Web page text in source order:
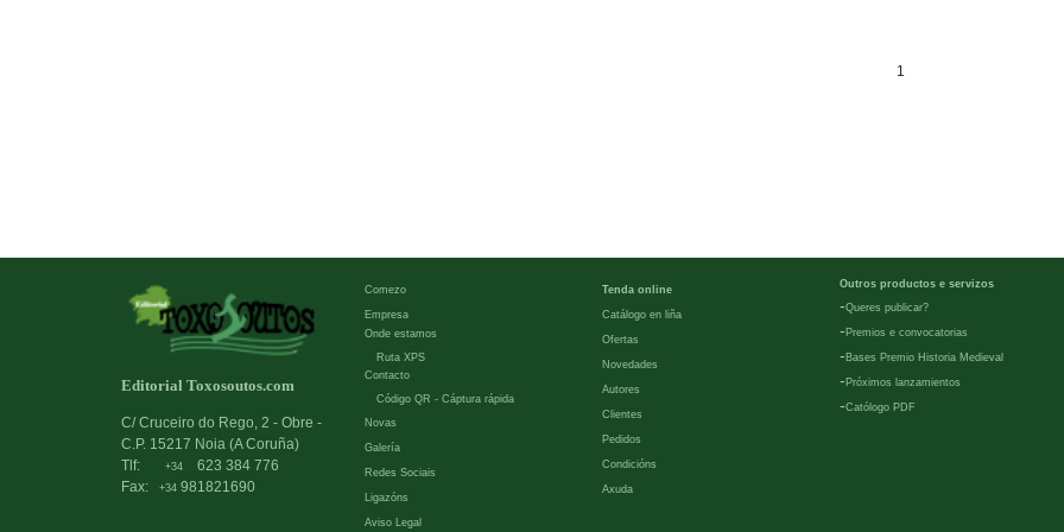
1
Editorial Toxosoutos.com
C/ Cruceiro do Rego, 2 - Obre -
C.P. 15217 Noia (A Coruña)
Tlf:
+34
623 384 776
Fax:
+34 981821690
Comezo
Empresa
Onde estamos
Ruta XPS
Contacto
Código QR - Cáptura rápida
Novas
Galería
Redes Sociais
Ligazóns
Aviso Legal
Tenda online
Catálogo en liña
Ofertas
Novedades
Autores
Clientes
Pedidos
Condicións
Axuda
Outros productos e servizos
-Queres publicar?
- Premios e convocatorias
- Bases Premio Historia Medieval
- Próximos lanzamientos
-Católogo PDF